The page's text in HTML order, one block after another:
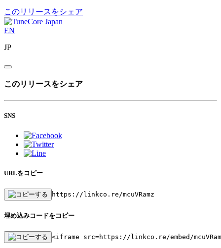
このリリースをシェア
EN
JP
このリリースをシェア
SNS
URLをコピー
https://linkco.re/mcuVRamz
埋め込みコードをコピー
<iframe src=https://linkco.re/embed/